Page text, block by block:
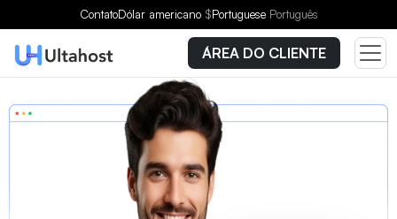
ContatoDólar americano $Portuguese Português
ÁREA DO CLIENTE